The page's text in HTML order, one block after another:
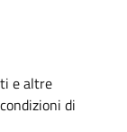
e altre
di